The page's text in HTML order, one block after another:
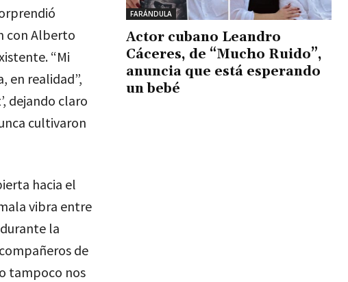
con Alberto
“Mi
en realidad”,
dejando claro
cultivaron
hacia el
vibra entre
la
de
tampoco nos
FARÁNDULA
Actor cubano Leandro
Cáceres, de “Mucho Ruido”,
anuncia que está esperando
un bebé